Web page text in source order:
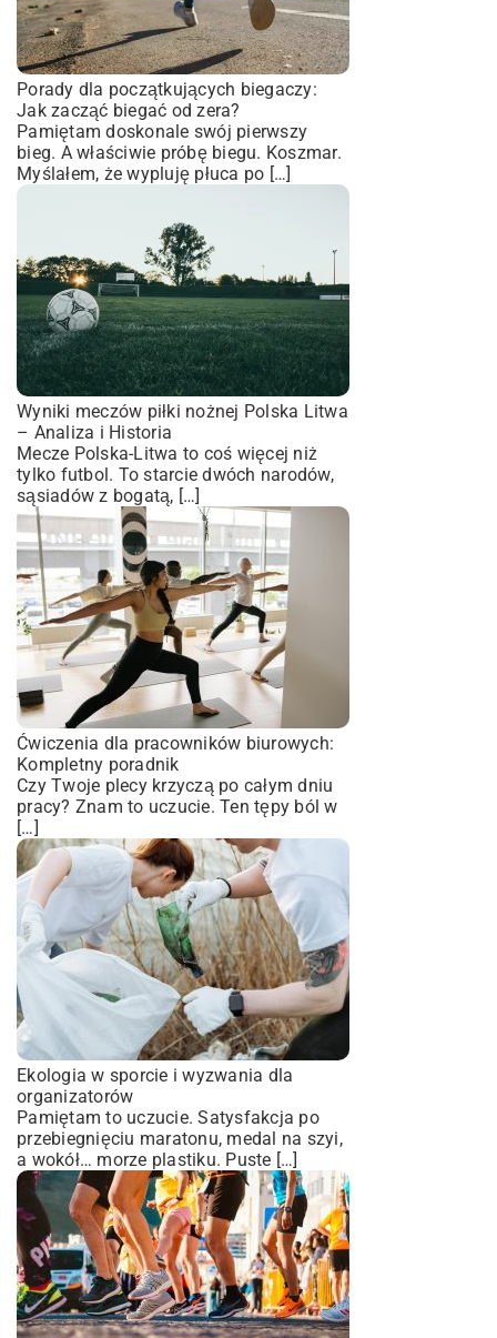
Porady dla początkujących biegaczy:
Jak zacząć biegać od zera?
Pamiętam doskonale swój pierwszy
bieg. A właściwie próbę biegu. Koszmar.
Myślałem, że wypluję płuca po […]
Wyniki meczów piłki nożnej Polska Litwa
– Analiza i Historia
Mecze Polska-Litwa to coś więcej niż
tylko futbol. To starcie dwóch narodów,
sąsiadów z bogatą, […]
Ćwiczenia dla pracowników biurowych:
Kompletny poradnik
Czy Twoje plecy krzyczą po całym dniu
pracy? Znam to uczucie. Ten tępy ból w
[…]
Ekologia w sporcie i wyzwania dla
organizatorów
Pamiętam to uczucie. Satysfakcja po
przebiegnięciu maratonu, medal na szyi,
a wokół… morze plastiku. Puste […]